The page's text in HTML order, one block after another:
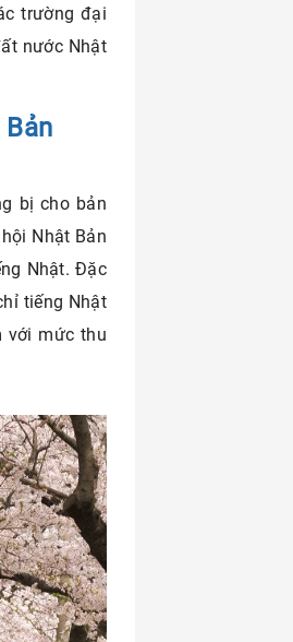
trường đại
nước Nhật
bị cho bản
Nhật Bản
Nhật. Đặc
tiếng Nhật
với mức thu